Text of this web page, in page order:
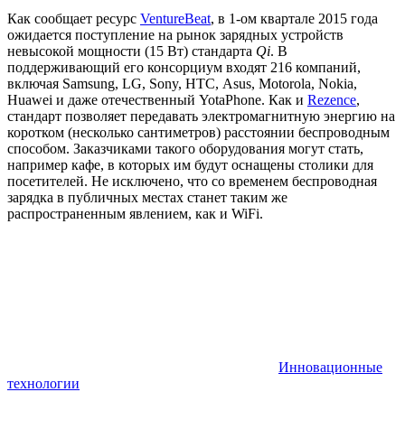
Как сообщает ресурс VentureBeat, в 1-ом квартале 2015 года
ожидается поступление на рынок зарядных устройств
невысокой мощности (15 Вт) стандарта Qi. В
поддерживающий его консорциум входят 216 компаний,
включая Samsung, LG, Sony, HTC, Asus, Motorola, Nokia,
Huawei и даже отечественный YotaPhone. Как и Rezence,
стандарт позволяет передавать электромагнитную энергию на
коротком (несколько сантиметров) расстоянии беспроводным
способом. Заказчиками такого оборудования могут стать,
например кафе, в которых им будут оснащены столики для
посетителей. Не исключено, что со временем беспроводная
зарядка в публичных местах станет таким же
распространенным явлением, как и WiFi.
Инновационные
технологии